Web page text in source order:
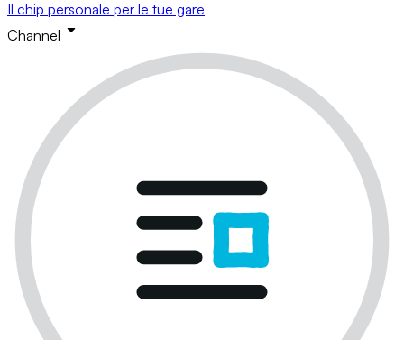
Il chip personale per le tue gare
Channel